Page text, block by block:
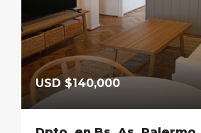
USD $140,000